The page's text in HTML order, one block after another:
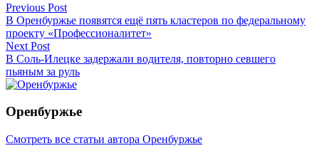
Previous Post
В Оренбуржье появятся ещё пять кластеров по федеральному
проекту «Профессионалитет»
Next Post
В Соль-Илецке задержали водителя, повторно севшего
пьяным за руль
Оренбуржье
Смотреть все статьи автора Оренбуржье